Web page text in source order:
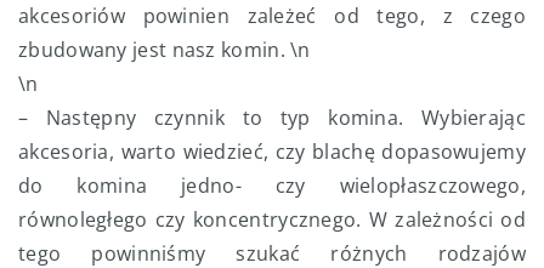
akcesoriów powinien zależeć od tego, z czego
zbudowany jest nasz komin. \n
\n
– Następny czynnik to typ komina. Wybierając
akcesoria, warto wiedzieć, czy blachę dopasowujemy
do komina jedno- czy wielopłaszczowego,
równoległego czy koncentrycznego. W zależności od
tego powinniśmy szukać różnych rodzajów